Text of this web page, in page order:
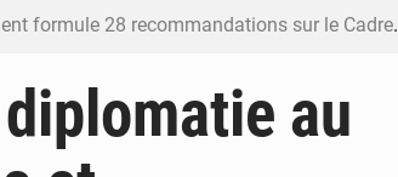
28 recommandations sur le Cadre budgétaire 2027-2029
agricole pour renforcer la souveraineté alimentaire
au